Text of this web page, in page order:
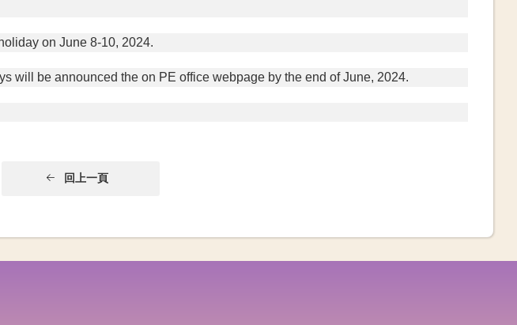
on June 8-10, 2024.
will be announced the on PE office webpage by the end of June, 2024.
回上一頁